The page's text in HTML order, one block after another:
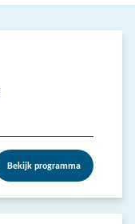
Bekijk programma